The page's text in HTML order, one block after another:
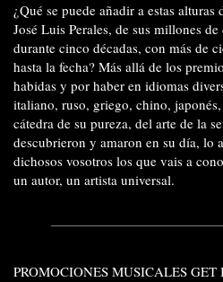
¿Qué se puede añadir a estas
José Luis Perales, de sus millones
durante cinco décadas, con más de
hasta la fecha? Más allá de los
habidas y por haber en idiomas
italiano, ruso, griego, chino,
cátedra de su pureza, del arte de la
descubrieron y amaron en su día, lo
dichosos vosotros los que vais a
un autor, un artista universal.
PROMOCIONES MUSICALES GET